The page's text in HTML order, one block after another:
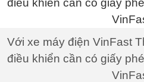
Với xe máy điện VinFast
điều khiển cần có giấy